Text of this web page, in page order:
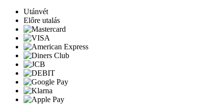
Utánvét
Előre utalás